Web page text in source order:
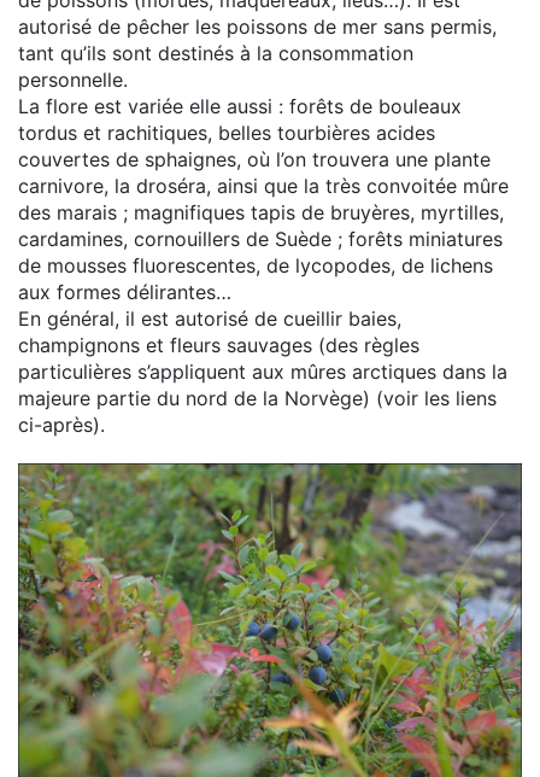
autorisé de pêcher les poissons de mer sans permis,
tant qu’ils sont destinés à la consommation
personnelle.
La flore est variée elle aussi : forêts de bouleaux
tordus et rachitiques, belles tourbières acides
couvertes de sphaignes, où l’on trouvera une plante
carnivore, la droséra, ainsi que la très convoitée mûre
des marais ; magnifiques tapis de bruyères, myrtilles,
cardamines, cornouillers de Suède ; forêts miniatures
de mousses fluorescentes, de lycopodes, de lichens
aux formes délirantes…
En général, il est autorisé de cueillir baies,
champignons et fleurs sauvages (des règles
particulières s’appliquent aux mûres arctiques dans la
majeure partie du nord de la Norvège) (voir les liens
ci-après).